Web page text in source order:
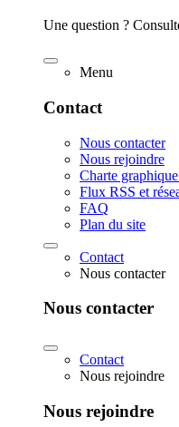
Une question ?
Menu
Contact
Nous contacter
Nous rejoindre
Charte
Flux RSS et
FAQ
Plan du site
Contact
Nous contacter
Nous contacter
Contact
Nous rejoindre
Nous rejoindre